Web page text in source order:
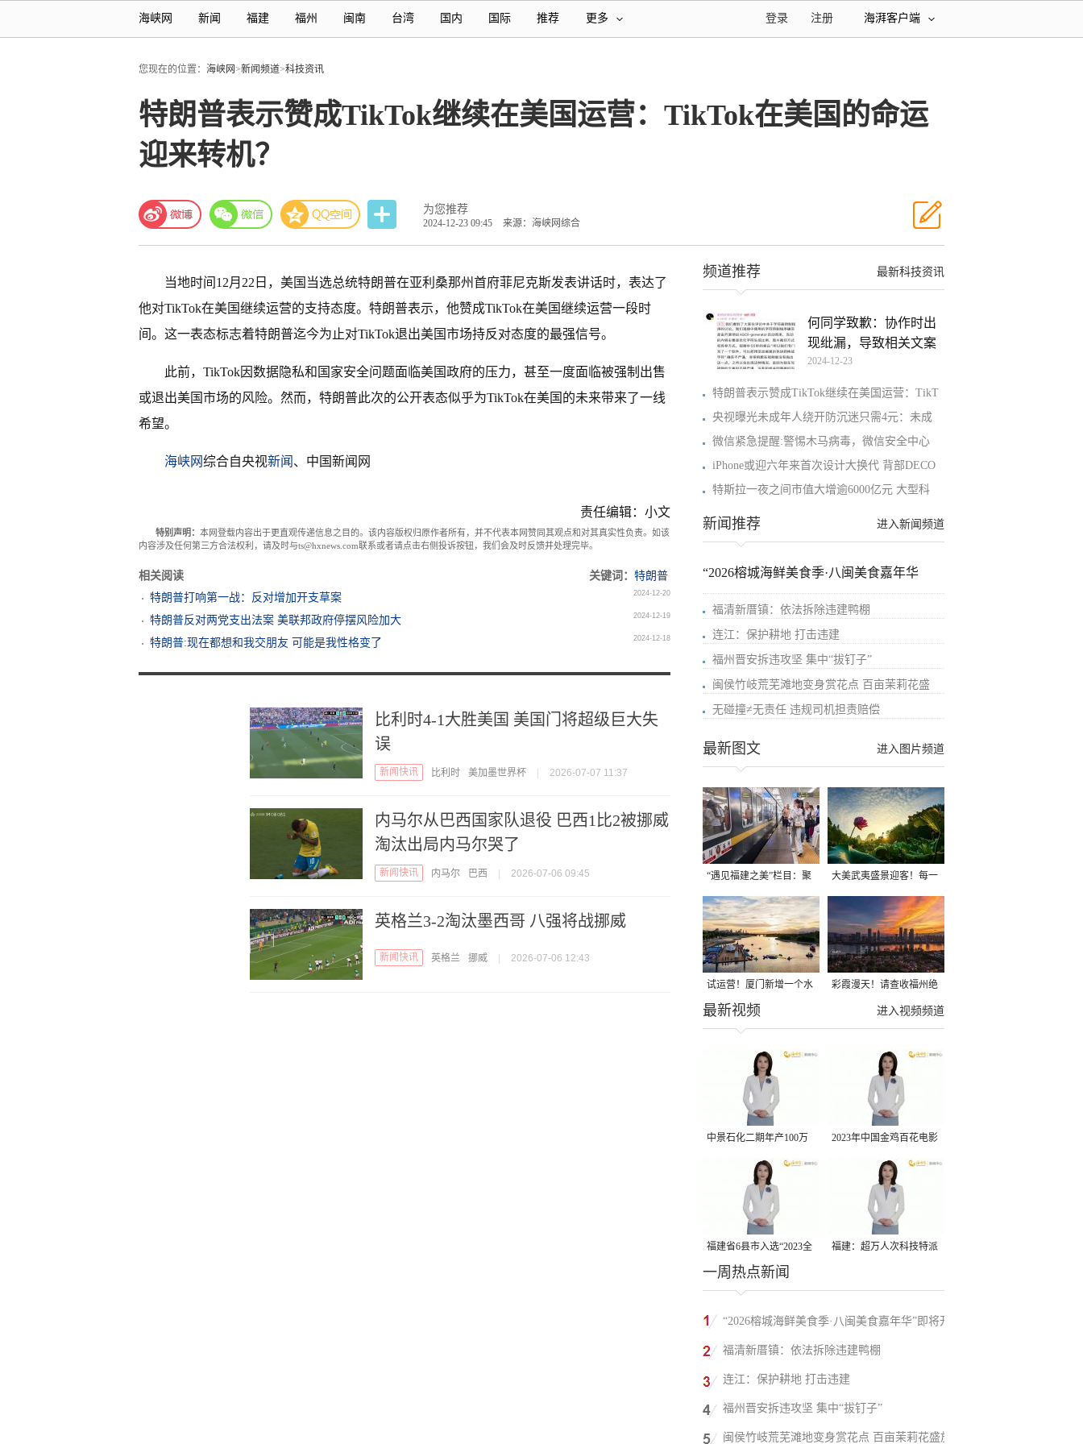
海峡网 新闻 福建 福州 闽南 台湾 国内 国际 推荐 更多 海湃客户端
注册
登录
您现在的位置： 海峡网>新闻频道>科技资讯
特朗普表示赞成TikTok继续在美国运营：TikTok在美国的命运
迎来转机？
为您推荐
2024-12-23 09:45 来源：海峡网综合
当地时间12月22日，美国当选总统特朗普在亚利桑那州首府菲尼克斯发表讲话时，表达了
他对TikTok在美国继续运营的支持态度。特朗普表示，他赞成TikTok在美国继续运营一段时
间。这一表态标志着特朗普迄今为止对TikTok退出美国市场持反对态度的最强信号。
此前，TikTok因数据隐私和国家安全问题面临美国政府的压力，甚至一度面临被强制出售
或退出美国市场的风险。然而，特朗普此次的公开表态似乎为TikTok在美国的未来带来了一线
希望。
海峡网综合自央视新闻 、中国新闻网
责任编辑：小文
特别声明： 本网登载内容出于更直观传递信息之目的。该内容版权归原作者所有，并不代表本网赞同其观点和对其真实性负责。如该
内容涉及任何第三方合法权利，请及时与ts@hxnews.com联系或者请点击右侧投诉按钮，我们会及时反馈并处理完毕。
相关阅读 关键词： 特朗普
特朗普打响第一战：反对增加开支草案
2024-12-20
特朗普反对两党支出法案 美联邦政府停摆风险加大 2024-12-19
特朗普:现在都想和我交朋友 可能是我性格变了 2024-12-18
比利时4-1大胜美国 美国门将超级巨大失
误
新闻快讯 比利时 美加墨世界杯 2026-07-07 11:37
内马尔从巴西国家队退役 巴西1比2被挪威
淘汰出局内马尔哭了
新闻快讯 内马尔 巴西 2026-07-06 09:45
英格兰3-2淘汰墨西哥 八强将战挪威
新闻快讯 英格兰 挪威 2026-07-06 12:43
最新科技资讯
频道推荐
何同学致歉：协作时出
现纰漏，导致相关文案
和
2024-12-23
特朗普表示赞成TikTok继续在美国运营：TikT
央视曝光未成年人绕开防沉迷只需4元：未成
微信紧急提醒:警惕木马病毒，微信安全中心
iPhone或迎六年来首次设计大换代 背部DECO
特斯拉一夜之间市值大增逾6000亿元 大型科
进入新闻频道
新闻推荐
“2026榕城海鲜美食季·八闽美食嘉年华
福清新厝镇：依法拆除违建鸭棚
连江：保护耕地 打击违建
福州晋安拆违攻坚 集中“拔钉子”
闽侯竹岐荒芜滩地变身赏花点 百亩茉莉花盛
无碰撞≠无责任 违规司机担责赔偿
进入图片频道
最新图文
“遇见福建之美”栏目：聚
焦福建一周大事记
大美武夷盛景迎客！每一
种打开方式都值得你亲身
来试
试运营！厦门新增一个水
上运动综合体！
彩霞漫天！请查收福州绝
进入视频频道
最新视频
中景石化二期年产100万
吨丙烷脱氢项目建成中交
2023年中国金鸡百花电影
节有福电影巡展31日启动
福建省6县市入选“2023全
国县域发展潜力百强县”
福建：超万人次科技特派
一周热点新闻
“2026榕城海鲜美食季·八闽美食嘉年华”即将开
启
福清新厝镇：依法拆除违建鸭棚
连江：保护耕地 打击违建
福州晋安拆违攻坚 集中“拔钉子”
闽侯竹岐荒芜滩地变身赏花点 百亩茉莉花盛放